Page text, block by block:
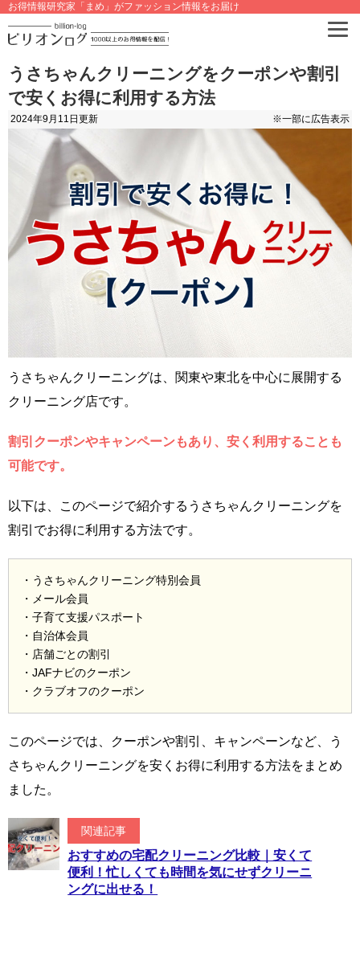
お得情報研究家「まめ」がファッション情報をお届け
うさちゃんクリーニングをクーポンや割引
で安くお得に利用する方法
2024年9月11日 更新 ※一部に広告表示
うさちゃんクリーニングは、関東や東北を中心に展開する
クリーニング店です。
割引クーポンやキャンペーンもあり、安く利用することも
可能です。
以下は、このページで紹介するうさちゃんクリーニングを
割引でお得に利用する方法です。
・うさちゃんクリーニング特別会員
・メール会員
・子育て支援パスポート
・自治体会員
・店舗ごとの割引
・JAFナビのクーポン
・クラブオフのクーポン
このページでは、クーポンや割引、キャンペーンなど、う
さちゃんクリーニングを安くお得に利用する方法をまとめ
ました。
関連記事
おすすめの宅配クリーニング比較｜安くて
便利！忙しくても時間を気にせずクリーニ
ングに出せる！